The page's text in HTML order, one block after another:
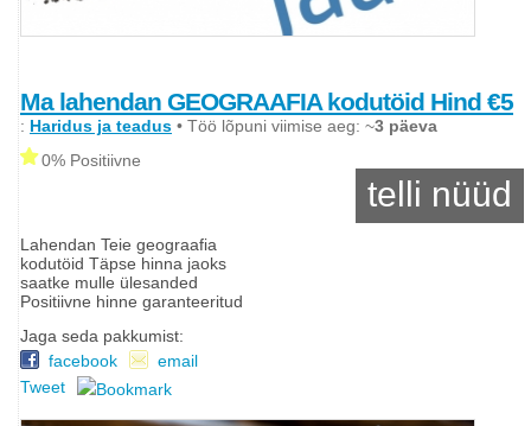
Ma lahendan GEOGRAAFIA kodutöid Hind €5
: Haridus ja teadus • Töö lõpuni viimise aeg: ~3 päeva
0% Positiivne
telli nüüd
Lahendan Teie geograafia
kodutöid Täpse hinna jaoks
saatke mulle ülesanded
Positiivne hinne garanteeritud
Jaga seda pakkumist:
facebook
email
Tweet